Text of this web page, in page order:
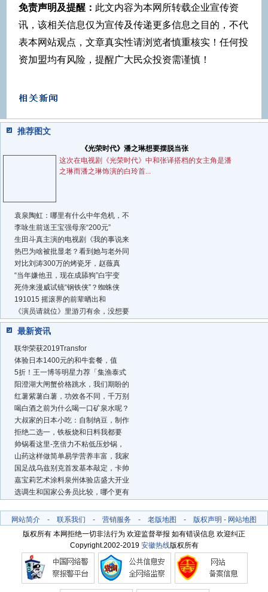
免责声明及提醒： 此文内容为本网所转载企业宣传资
讯，该相关信息仅为宣传及传递更多信息之目的，不代
表本网站观点，文章真实性请浏览者慎重核实！任何投
资加盟均有风险，提醒广大民众投资需谨慎！
推荐图文
《光荣时代》潘之琳想要摆脱当张
这次在电视剧《光荣时代》中和张译搭档的女主角是潘
之琳而潘之琳饰演的白玲首...
袁泉陶虹：哪里有什么中年危机，不
李咏生前送王宝强母亲“200元”
生田斗真主演的电视剧《我的事说来
热巴为啥被批显老？看到她与老外同
对比刘涛300万的烤瓷牙，赵薇真
“当年嫌他丑，现在成舔狗”白宇变
死侍来漫威试镜“钢铁侠”？蜘蛛侠
191015 摇滚界的前辈晒出和
《演员请就位》里游刃有余，没想要
最新资讯
联华荣获2019Transfor
体验日本1400元的和牛套餐，值
5折！王一博等明星力荐「集渔泰式
阳澄湖大闸蟹价格跳水，我们期盼的
红薯紫薯白薯，功效各不同，千万别
喝白酒之前为什么喝一口矿泉水呢？
大叔家的日本小吃：自制纳豆，制作
拒绝二选一，铁板烧和日料我都要
帅锅看这里-烹倍力不粘低压炒锅，
山药这样做简单易学营养丰富，我家
国足战乌兹别克首发基本敲定，卡帅
嘉宝莉艺术涂料泉州体验店盛大开业
选调生和国家公务员比较，哪个更有
网站简介 - 联系我们 - 营销服务 - 老版地图 - 版权声明 - 网站地图
版权所有 本网拒绝一切非法行为 欢迎监督举报 如有错误信息 欢迎纠正
Copyright.2002-2019 安徽热线版权所有